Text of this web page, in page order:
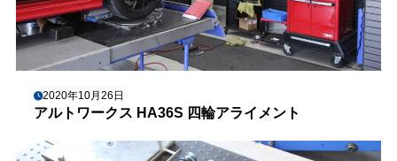
2020年10月26日
アルトワークス HA36S 四輪アライメント